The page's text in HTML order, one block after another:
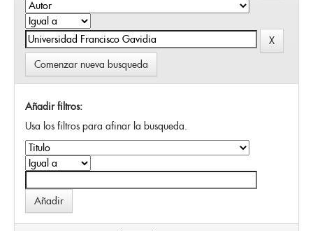
Comenzar nueva busqueda
Añadir filtros:
Usa los filtros para afinar la busqueda.